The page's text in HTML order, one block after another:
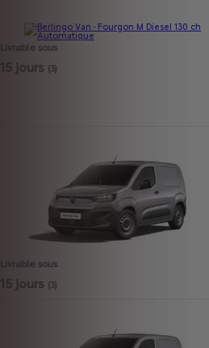
Livrable sous
15 jours (3)
Livrable sous
15 jours (3)